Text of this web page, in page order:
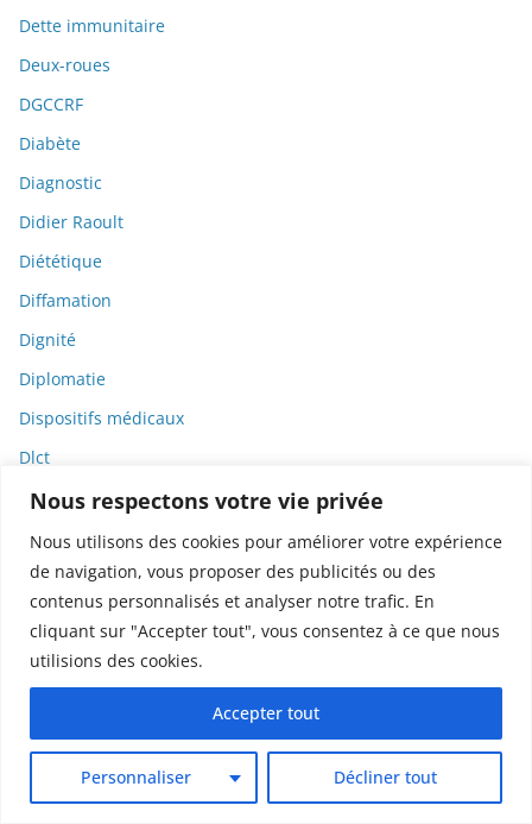
Nous respectons votre vie privée
Nous utilisons des cookies pour améliorer votre expérience
de navigation, vous proposer des publicités ou des
contenus personnalisés et analyser notre trafic. En
cliquant sur "Accepter tout", vous consentez à ce que nous
utilisions des cookies.
Personnaliser Décliner tout
Accepter tout
Dette immunitaire
Deux-roues
DGCCRF
Diabète
Diagnostic
Didier Raoult
Diététique
Diffamation
Dignité
Diplomatie
Dispositifs médicaux
Dlct
Doctolib
Documentaire
DODGE
Donald Trump
Dons
Doxxing
Droit
Droit de la consommation
Droit de la presse